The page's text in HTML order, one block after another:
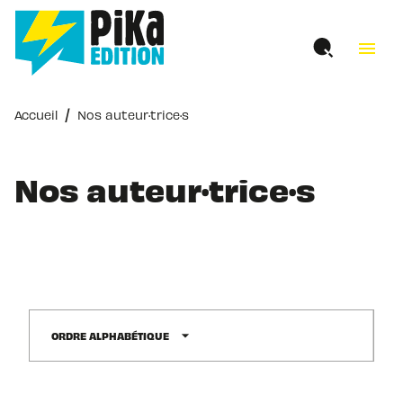
MENU RECHERCHE
PIED DE PAGE
menu
Accueil / Nos auteur·trice·s
Nos auteur·trice·s
ORDRE ALPHABÉTIQUE arrow_drop_down